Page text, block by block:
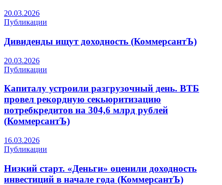
20.03.2026
Публикации
Дивиденды ищут доходность (КоммерсантЪ)
20.03.2026
Публикации
Капиталу устроили разгрузочный день. ВТБ
провел рекордную секьюритизацию
потребкредитов на 304,6 млрд рублей
(КоммерсантЪ)
16.03.2026
Публикации
Низкий старт. «Деньги» оценили доходность
инвестиций в начале года (КоммерсантЪ)